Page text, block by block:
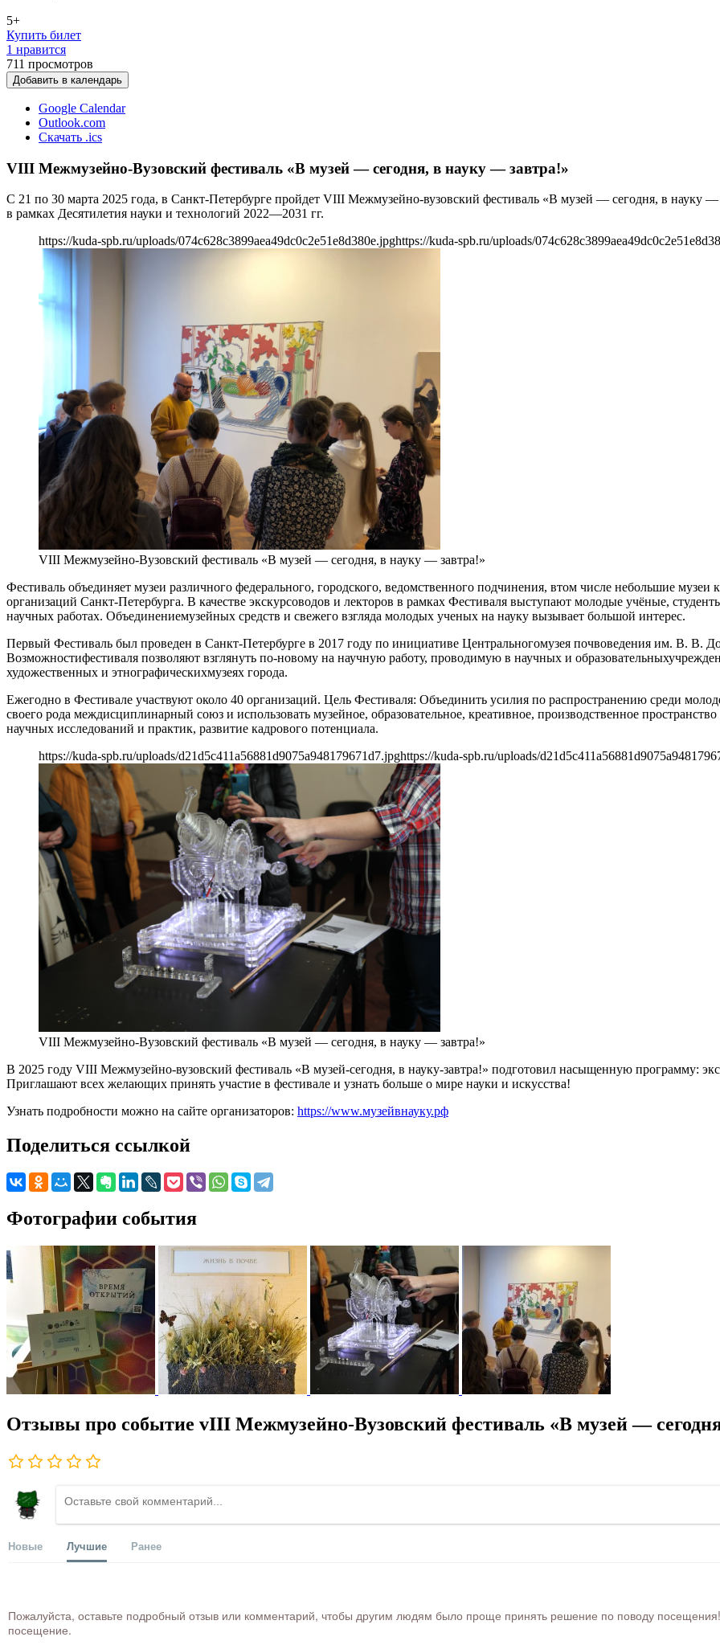
5+
Купить билет
1 нравится
711 просмотров
Добавить в календарь
Google Calendar
Outlook.com
Скачать .ics
VIII Межмузейно-Вузовский фестиваль «В музей — сегодня, в науку — завтра!»
С 21 по 30 марта 2025 года, в Санкт-Петербурге пройдет VIII Межмузейно-вузовский фестиваль «В музей — сегодня, в науку
в рамках Десятилетия науки и технологий 2022—2031 гг.
https://kuda-spb.ru/uploads/074c628c3899aea49dc0c2e51e8d380e.jpghttps://kuda-spb.ru/uploads/
VIII Межмузейно-Вузовский фестиваль «В музей — сегодня, в науку — завтра!»
Фестиваль объединяет музеи различного федерального, городского, ведомственного подчинения, втом числе небольшие
организаций Санкт-Петербурга. В качестве экскурсоводов и лекторов в рамках Фестиваля выступают молодые учёные,
научных работах. Объединениемузейных средств и свежего взгляда молодых ученых на науку вызывает большой интерес.
Первый Фестиваль был проведен в Санкт-Петербурге в 2017 году по инициативе Центральногомузея почвоведения им. В. В.
Возможностифестиваля позволяют взглянуть по-новому на научную работу, проводимую в научных и
художественных и этнографическихмузеях города.
Ежегодно в Фестивале участвуют около 40 организаций. Цель Фестиваля: Объединить усилия по распространению среди
своего рода междисциплинарный союз и использовать музейное, образовательное, креативное, производственное
научных исследований и практик, развитие кадрового потенциала.
https://kuda-spb.ru/uploads/d21d5c411a56881d9075a948179671d7.jpghttps://kuda-spb.ru/uploads/
VIII Межмузейно-Вузовский фестиваль «В музей — сегодня, в науку — завтра!»
В 2025 году VIII Межмузейно-вузовский фестиваль «В музей-сегодня, в науку-завтра!» подготовил насыщенную программу:
Приглашают всех желающих принять участие в фестивале и узнать больше о мире науки и искусства!
Узнать подробности можно на сайте организаторов: https://www.музейвнауку.рф
Поделиться ссылкой
Фотографии события
Отзывы про событие vIII Межмузейно-Вузовский фестиваль «В музей —
Новые Лучшие Ранее
Пожалуйста, оставьте подробный отзыв или комментарий, чтобы другим людям было проще принять решение по поводу посещения!
посещение.